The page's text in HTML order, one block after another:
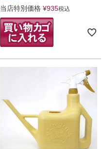
当店特別価格 ¥935税込